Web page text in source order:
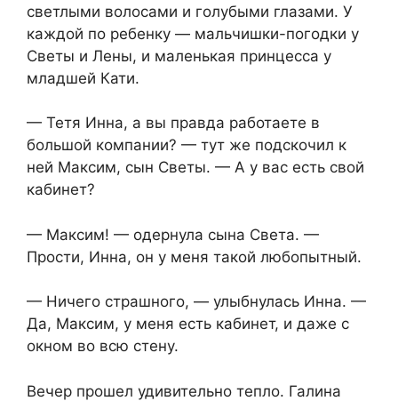
светлыми волосами и голубыми глазами. У
каждой по ребенку — мальчишки-погодки у
Светы и Лены, и маленькая принцесса у
младшей Кати.
— Тетя Инна, а вы правда работаете в
большой компании? — тут же подскочил к
ней Максим, сын Светы. — А у вас есть свой
кабинет?
— Максим! — одернула сына Света. —
Прости, Инна, он у меня такой любопытный.
— Ничего страшного, — улыбнулась Инна. —
Да, Максим, у меня есть кабинет, и даже с
окном во всю стену.
Вечер прошел удивительно тепло. Галина